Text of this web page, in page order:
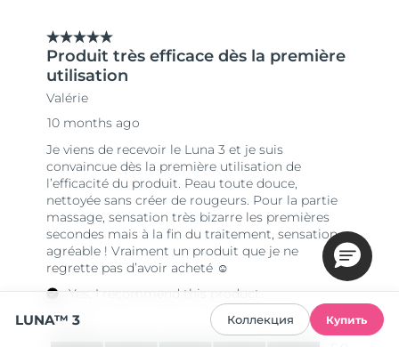
LUNA™ 3 Коллекция Купить